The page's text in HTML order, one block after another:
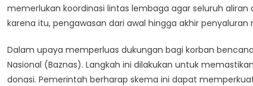
memerlukan koordinasi lintas lembaga agar seluruh
karena itu, pengawasan dari awal hingga akhir
Dalam upaya memperluas dukungan bagi korban
Nasional (Baznas). Langkah ini dilakukan untuk
donasi. Pemerintah berharap skema ini dapat